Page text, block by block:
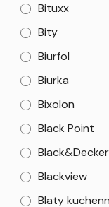
Bituxx
Bity
Biurfol
Biurka
Bixolon
Black Point
Black&Decker
Blackview
Blaty